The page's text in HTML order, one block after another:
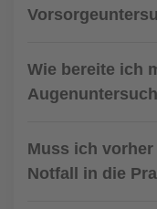
Wie bereite ich
Muss ich
Notfall in die